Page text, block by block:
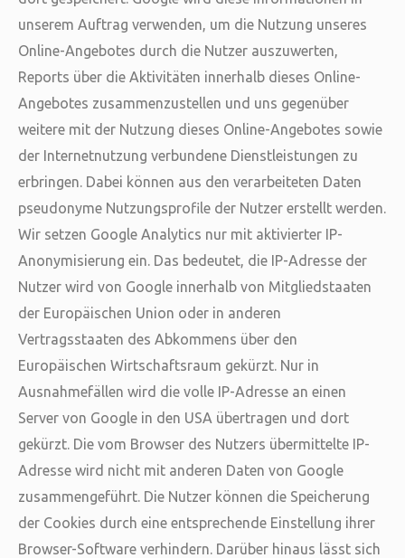
unserem Auftrag verwenden, um die Nutzung unseres
Online-Angebotes durch die Nutzer auszuwerten,
Reports über die Aktivitäten innerhalb dieses Online-
Angebotes zusammenzustellen und uns gegenüber
weitere mit der Nutzung dieses Online-Angebotes sowie
der Internetnutzung verbundene Dienstleistungen zu
erbringen. Dabei können aus den verarbeiteten Daten
pseudonyme Nutzungsprofile der Nutzer erstellt werden.
Wir setzen Google Analytics nur mit aktivierter IP-
Anonymisierung ein. Das bedeutet, die IP-Adresse der
Nutzer wird von Google innerhalb von Mitgliedstaaten
der Europäischen Union oder in anderen
Vertragsstaaten des Abkommens über den
Europäischen Wirtschaftsraum gekürzt. Nur in
Ausnahmefällen wird die volle IP-Adresse an einen
Server von Google in den USA übertragen und dort
gekürzt. Die vom Browser des Nutzers übermittelte IP-
Adresse wird nicht mit anderen Daten von Google
zusammengeführt. Die Nutzer können die Speicherung
der Cookies durch eine entsprechende Einstellung ihrer
Browser-Software verhindern. Darüber hinaus lässt sich